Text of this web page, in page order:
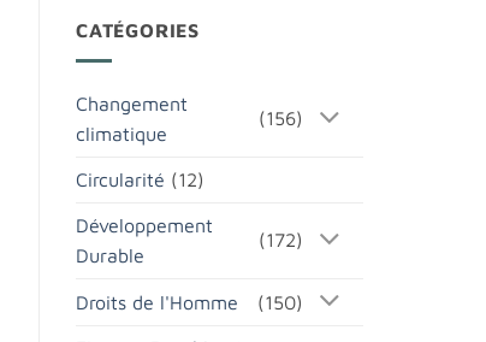
CATÉGORIES
Changement
climatique
(156)
Circularité (12)
Développement
Durable
(172)
Droits de l'Homme (150)